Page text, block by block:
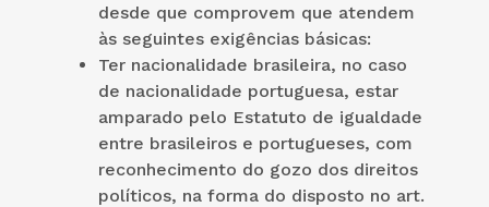
desde que comprovem que atendem
às seguintes exigências básicas:
Ter nacionalidade brasileira, no caso
de nacionalidade portuguesa, estar
amparado pelo Estatuto de igualdade
entre brasileiros e portugueses, com
reconhecimento do gozo dos direitos
políticos, na forma do disposto no art.